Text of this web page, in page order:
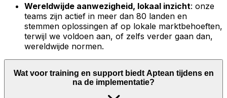
Wereldwijde aanwezigheid, lokaal inzicht: onze
teams zijn actief in meer dan 80 landen en
stemmen oplossingen af op lokale marktbehoeften,
terwijl we voldoen aan, of zelfs verder gaan dan,
wereldwijde normen.
Wat voor training en support biedt Aptean tijdens en
na de implementatie?